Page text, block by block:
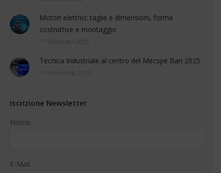
Motori elettrici: taglie e dimensioni, forme
costruttive e montaggio
Tecnica Industriale al centro del Mecspe Bari 2025
Iscrizione Newsletter
Nome:
E-Mail: